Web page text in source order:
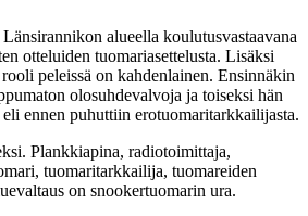
alueella koulutusvastaavana
otteluiden tuomariasettelusta. Lisäksi
peleissä on kahdenlainen. Ensinnäkin
olosuhdevalvoja ja toiseksi hän
ennen puhuttiin erotuomaritarkkailijasta.
Plankkiapina, radiotoimittaja,
tuomaritarkkailija, tuomareiden
on snookertuomarin ura.